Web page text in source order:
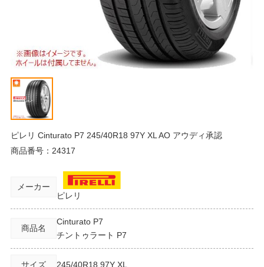
ピレリ Cinturato P7 245/40R18 97Y XL AO アウディ承認
商品番号： 24317
メーカー
ピレリ
商品名
Cinturato P7
チントゥラート P7
サイズ 245/40R18 97Y XL